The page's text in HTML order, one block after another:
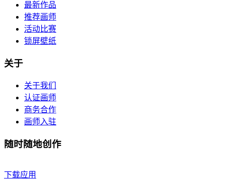
最新作品
推荐画师
活动比赛
锁屏壁纸
关于
关于我们
认证画师
商务合作
画师入驻
随时随地创作
下载应用